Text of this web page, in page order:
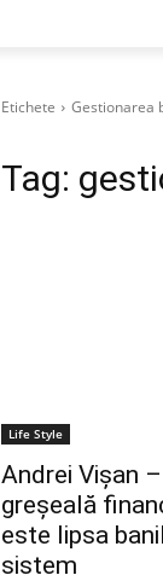
Etichete Gestionarea
Tag:
Life Style
Andrei Vișan
greșeală
este lipsa
sistem